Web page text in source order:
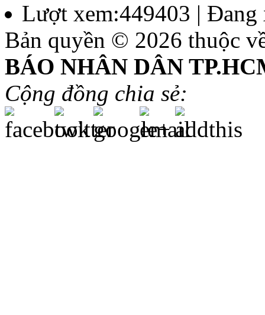
Lượt xem:449403 |
Bản quyền © 2026 thuộc
BÁO NHÂN DÂN
Cộng đồng chia sẻ: